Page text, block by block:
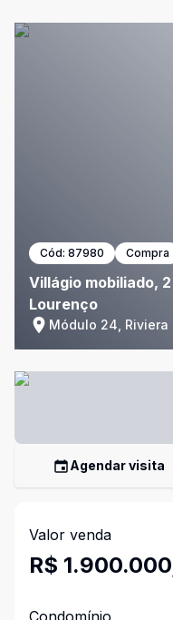
Cód: 87980 Compra
Villágio mobiliado,
Lourenço
Módulo 24, Riviera
Agendar visita
Valor venda
R$
Condomínio